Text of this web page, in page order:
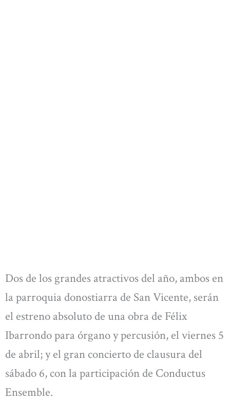
Dos de los grandes atractivos del año, ambos en
la parroquia donostiarra de San Vicente, serán
el estreno absoluto de una obra de Félix
Ibarrondo para órgano y percusión, el viernes 5
de abril; y el gran concierto de clausura del
sábado 6, con la participación de Conductus
Ensemble.